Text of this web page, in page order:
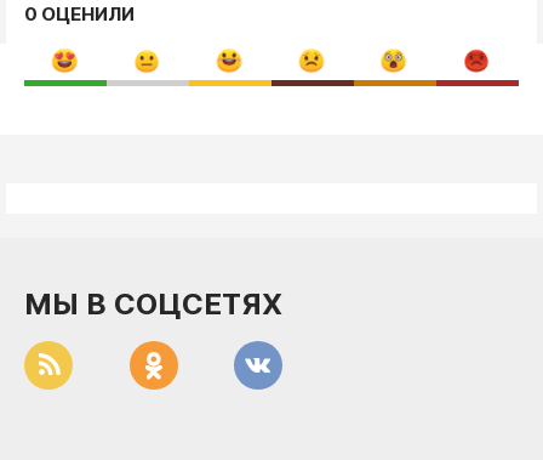
0 ОЦЕНИЛИ
МЫ В СОЦСЕТЯХ